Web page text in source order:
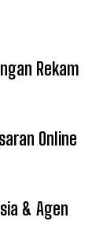
Rekam
Online
& Agen